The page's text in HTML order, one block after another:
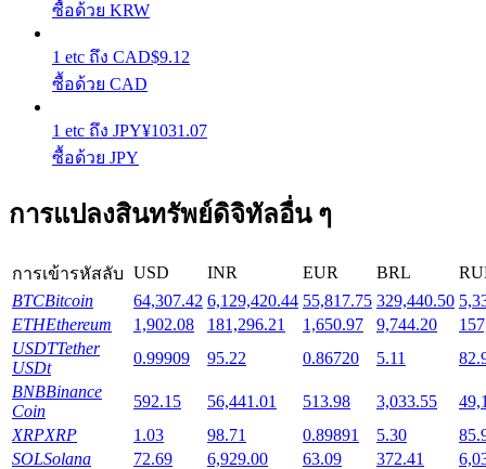
การลงทุนพิเศษสำหรับผู้ถือ BTR
เงินกู้
ซื้อด้วย KRW
1 etc ถึง CAD$9.12
ซื้อด้วย CAD
1 etc ถึง JPY¥1031.07
ซื้อด้วย JPY
การแปลงสินทรัพย์ดิจิทัลอื่น ๆ
การเข้ารหัสลับ USD INR EUR BRL
BTCBitcoin 64,307.42 6,129,420.44 55,817.75 329,440.50
ETHEthereum 1,902.08 181,296.21 1,650.97 9,744.20
USDTTether
USDt
0.99909 95.22 0.86720 5.11
BNBBinance
Coin
592.15 56,441.01 513.98 3,033.55
XRPXRP 1.03 98.71 0.89891 5.30
SOLSolana 72.69 6,929.00 63.09 372.41